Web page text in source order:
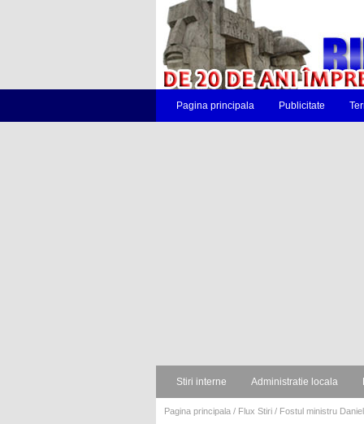
Pagina principala Publicitate
Stiri interne Administratie locala
Pagina principala / Flux Stiri / Fostul ministru